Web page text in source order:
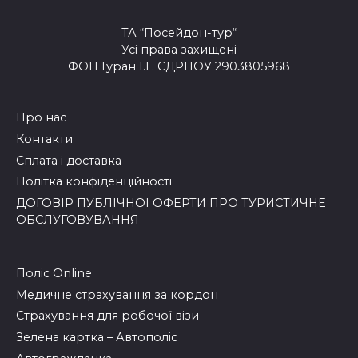
ТА “Посейдон-тур“
Усі права захищені
ФОП Гуран І.Г. ЄДРПОУ 2903805968
Про нас
Контакти
Сплата і доставка
Політка конфіденційності
ДОГОВІР ПУБЛІЧНОЇ ОФЕРТИ ПРО ТУРИСТИЧНЕ
ОБСЛУГОВУВАННЯ
Поліс Online
Медичне страхування за кордон
Страхування для робочої візи
Зелена картка – Автополіс